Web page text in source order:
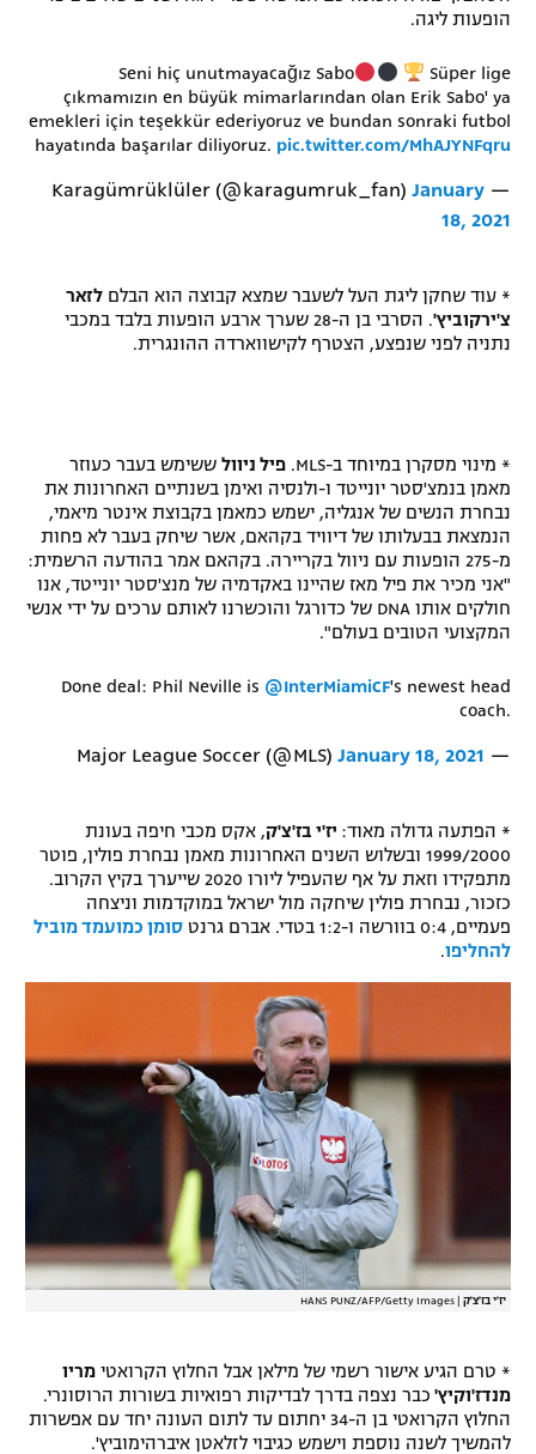
הצטרפות לחבילת הערוצים
לוח דרושים – ג'ובנט
תגיות
המגזין
הופעות ליגה.
Seni hiç unutmayacağız Sabo
Süper lige
çıkmamızın en büyük mimarlarından olan Erik Sabo' ya
emekleri için teşekkür ederiyoruz ve bundan sonraki futbol
hayatında başarılar diliyoruz. pic.twitter.com/MhAJYNFqru
— Karagümrüklüler (@karagumruk_fan)
January
18, 2021
* עוד שחקן ליגת העל לשעבר שמצא קבוצה הוא הבלם לזאר
צ'ירקוביץ'
. הסרבי בן ה-28 שערך ארבע הופעות בלבד במכבי
נתניה לפני שנפצע, הצטרף לקישווארדה ההונגרית.
* מינוי מסקרן במיוחד ב-MLS. פיל ניוול ששימש בעבר כעוזר
מאמן בנמצ'סטר יונייטד ו-ולנסיה ואימן בשנתיים האחרונות את
נבחרת הנשים של אנגליה, ישמש כמאמן בקבוצת אינטר מיאמי,
הנמצאת בבעלותו של דיוויד בקהאם, אשר שיחק בעבר לא פחות
מ-275 הופעות עם ניוול בקריירה. בקהאם אמר בהודעה הרשמית:
"אני מכיר את פיל מאז שהיינו באקדמיה של מנצ'סטר יונייטד, אנו
חולקים אותו DNA של כדורגל והוכשרנו לאותם ערכים על ידי אנשי
המקצועי הטובים בעולם".
Done deal: Phil Neville is @InterMiamiCF's newest head
coach.
— Major League Soccer (@MLS)
January 18, 2021
* הפתעה גדולה מאוד: יז'י בז'צ'ק, אקס מכבי חיפה בעונת
1999/2000 ובשלוש השנים האחרונות מאמן נבחרת פולין, פוטר
מתפקידו וזאת על אף שהעפיל ליורו 2020 שייערך בקיץ הקרוב.
כזכור, נבחרת פולין שיחקה מול ישראל במוקדמות וניצחה
פעמיים, 0:4 בוורשה ו-1:2 בטדי. אברם גרנט
סומן כמועמד מוביל
להחליפו.
יז'י בז'צ'ק HANS PUNZ/AFP/Getty Images
* טרם הגיע אישור רשמי של מילאן אבל החלוץ הקרואטי מריו
מנדז'וקיץ' כבר נצפה בדרך לבדיקות רפואיות בשורות הרוסונרי.
החלוץ הקרואטי בן ה-34 יחתום עד לתום העונה יחד עם אפשרות
להמשיך לשנה נוספת וישמש כגיבוי לזלאטן איברהימוביץ'.